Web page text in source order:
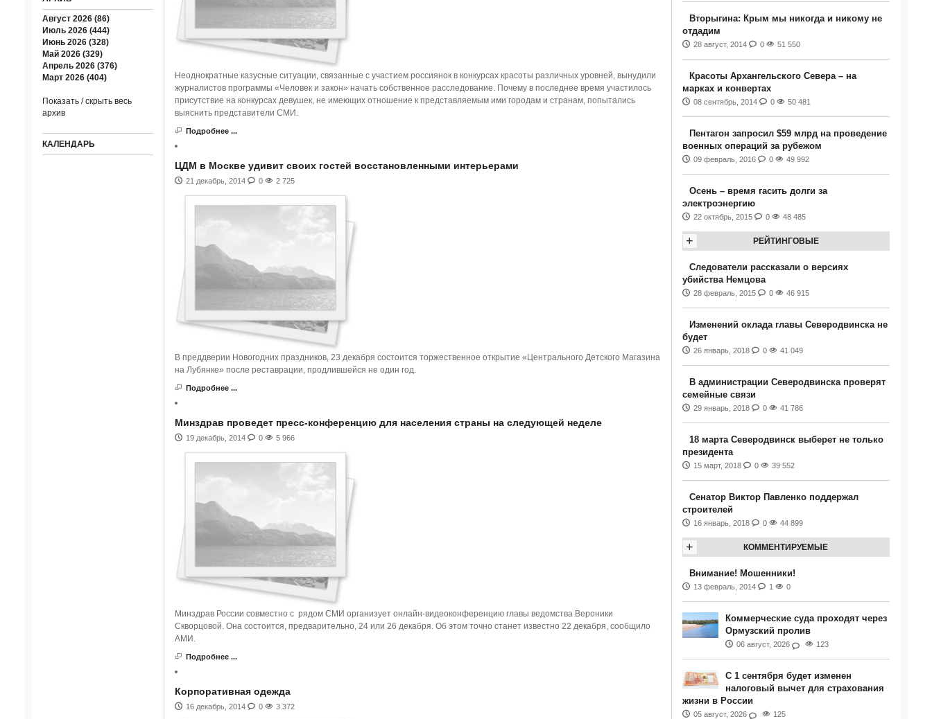
Неоднократные казусные ситуации, связанные с участием россиянок в конкурсах красоты различных уровней, вынудили
журналистов программы «Человек и закон» начать собственное расследование. Почему в последнее время участилось
присутствие на конкурсах девушек, не имеющих отношение к представляемым ими городам и странам, попытались
выяснить представители СМИ.
Подробнее ...
ЦДМ в Москве удивит своих гостей восстановленными интерьерами
21 декабрь, 2014 0 2 725
В преддверии Новогодних праздников, 23 декабря состоится торжественное открытие «Центрального Детского Магазина
на Лубянке» после реставрации, продлившейся не один год.
Подробнее ...
Минздрав проведет пресс-конференцию для населения страны на следующей неделе
19 декабрь, 2014 0 5 966
Минздрав России совместно с рядом СМИ организует онлайн-видеоконференцию главы ведомства Вероники
Скворцовой. Она состоится, предварительно, 24 или 26 декабря. Об этом точно станет известно 22 декабря, сообщило
АМИ.
Подробнее ...
Корпоративная одежда
16 декабрь, 2014 0 3 372
Вторыгина: Крым мы никогда и никому не
отдадим
28 август, 2014 0 51 550
Красоты Архангельского Севера – на
марках и конвертах
08 сентябрь, 2014 0 50 481
Пентагон запросил $59 млрд на проведение
военных операций за рубежом
09 февраль, 2016 0 49 992
Осень – время гасить долги за
электроэнергию
22 октябрь, 2015 0 48 485
РЕЙТИНГОВЫЕ
+
Следователи рассказали о версиях
убийства Немцова
28 февраль, 2015 0 46 915
Изменений оклада главы Северодвинска не
будет
26 январь, 2018 0 41 049
В администрации Северодвинска проверят
семейные связи
29 январь, 2018 0 41 786
18 марта Северодвинск выберет не только
президента
15 март, 2018 0 39 552
Сенатор Виктор Павленко поддержал
строителей
16 январь, 2018 0 44 899
КОММЕНТИРУЕМЫЕ
+
Внимание! Мошенники!
13 февраль, 2014 1 0
Коммерческие суда проходят через
Ормузский пролив
06 август, 2026 123
С 1 сентября будет изменен
налоговый вычет для страхования
жизни в России
05 август, 2026 125
Август 2026 (86)
Июль 2026 (444)
Июнь 2026 (328)
Май 2026 (329)
Апрель 2026 (376)
Март 2026 (404)
Показать / скрыть весь
архив
КАЛЕНДАРЬ